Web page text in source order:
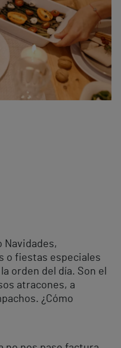
Navidades,
o fiestas especiales
orden del día. Son el
atracones, a
¿Cómo